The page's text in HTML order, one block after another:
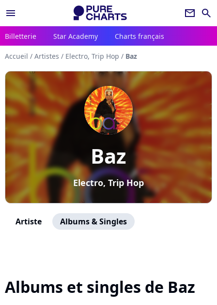
menu newsletter search
Billetterie Star Academy Charts français
Accueil / Artistes / Electro, Trip Hop / Baz
Baz
Electro, Trip Hop
Artiste Albums & Singles
Albums et singles de Baz